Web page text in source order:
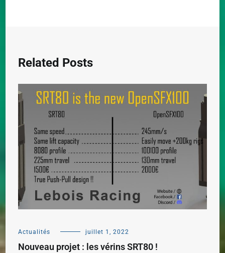
Related Posts
Actualités juillet 1, 2022
Nouveau projet : les vérins SRT80 !